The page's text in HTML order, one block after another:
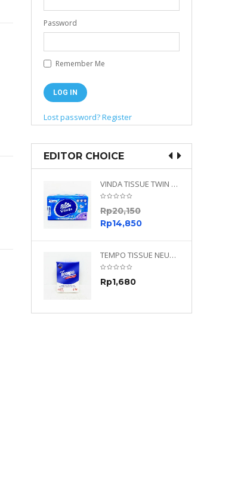
Password
Remember Me
Lost password?Register
EDITOR CHOICE
VINDA TISSUE TWIN PACK 2 X 330 S
Rp20,150
Rp14,850
TEMPO TISSUE NEUTRAL PETIT 4PLY
Rp1,680